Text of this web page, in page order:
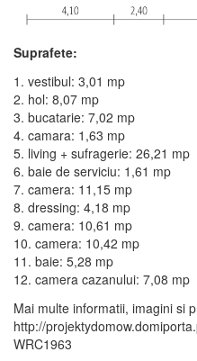
Suprafete:
1. vestibul: 3,01 mp
2. hol: 8,07 mp
3. bucatarie: 7,02 mp
4. camara: 1,63 mp
5. living + sufragerie: 26,21 mp
6. baie de serviciu: 1,61 mp
7. camera: 11,15 mp
8. dressing: 4,18 mp
9. camera: 10,61 mp
10. camera: 10,42 mp
11. baie: 5,28 mp
12. camera cazanului: 7,08 mp
Mai multe informatii, imagini si
http://
WRC1963